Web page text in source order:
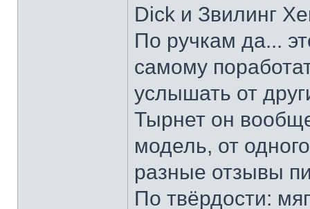
Dick и Звилинг
По ручкам да...
самому
услышать от
Тырнет он
модель, от
разные отзывы
По твёрдости: